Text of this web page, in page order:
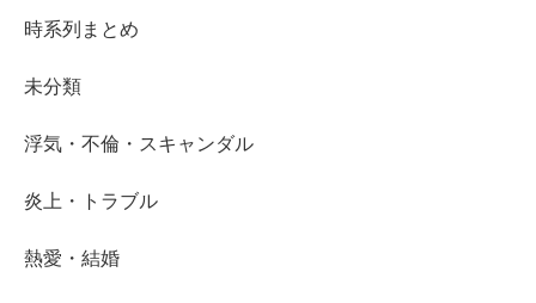
時系列まとめ
未分類
浮気・不倫・スキャンダル
炎上・トラブル
熱愛・結婚